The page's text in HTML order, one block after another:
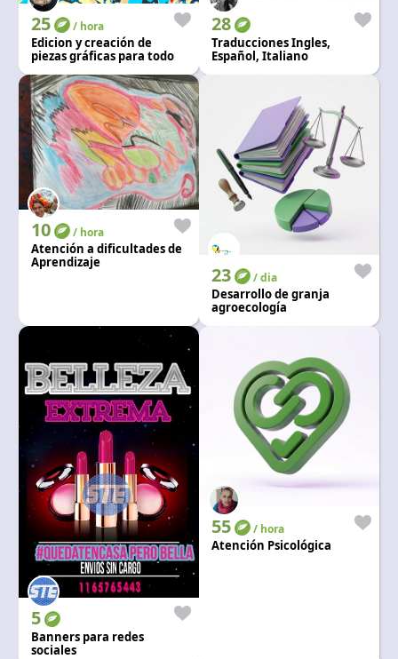
25 / hora
Edicion y creación de
piezas gráficas para todo
para colegio y universidad
28
Traducciones Ingles,
Español, Italiano
10 / hora
Atención a dificultades de
Aprendizaje
23 / dia
Desarrollo de granja
agroecología
5
Banners para redes
sociales
55 / hora
Atención Psicológica